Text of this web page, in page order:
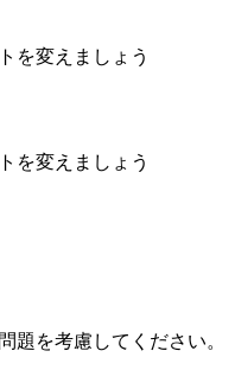
を変えましょう
を変えましょう
題を考慮してください。